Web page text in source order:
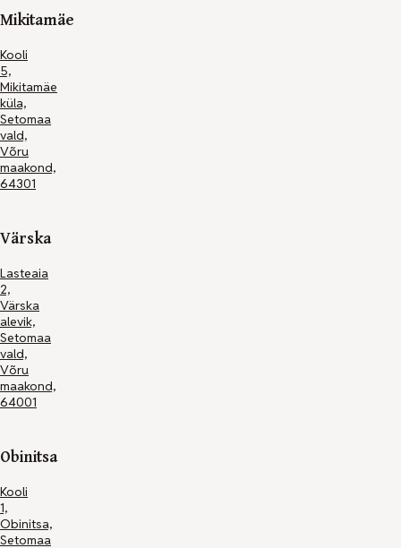
Mikitamäe
Kooli
5,
Mikitamäe
küla,
Setomaa
vald,
Võru
maakond,
64301
Värska
Lasteaia
2,
Värska
alevik,
Setomaa
vald,
Võru
maakond,
64001
Obinitsa
Kooli
1,
Obinitsa,
Setomaa
+372
Kodulehe
tegemine
-
Maksimum